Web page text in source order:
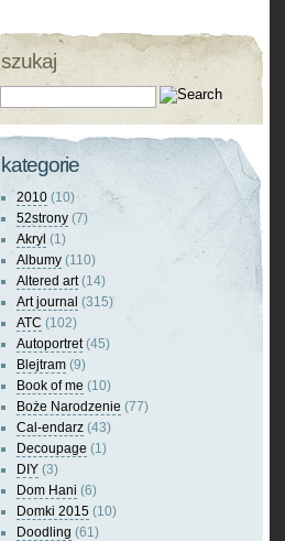
szukaj
kategorie
2010 (10)
52strony (7)
Akryl (1)
Albumy (110)
Altered art(14)
Art journal (315)
ATC (102)
Autoportret(45)
Blejtram (9)
Book of me (10)
Boże Narodzenie (77)
Cal-endarz (43)
Decoupage (1)
DIY (3)
Dom Hani (6)
Domki 2015 (10)
Doodling (61)